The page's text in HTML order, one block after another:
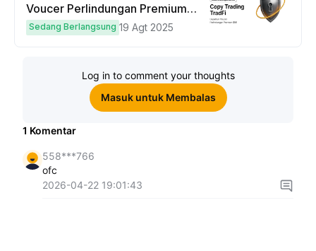
Voucer Perlindungan Premium
hingga $50
Sedang Berlangsung 19 Agt 2025
Log in to comment your thoughts
Masuk untuk Membalas
1 Komentar
558***766
ofc
2026-04-22 19:01:43